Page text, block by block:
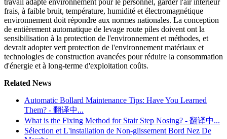
travail adapté environnement pour le personnel, garder l'air intérieur
frais, à faible bruit, température, humidité et électromagnétique
environnement doit répondre aux normes nationales. La conception
de entièrement automatique de levage route piles doivent ont la
sensibilisation à la protection de l'environnement et méthodes, et
devrait adopter vert protection de l'environnement matériaux et
technologies de construction avancées pour réduire la consommation
d'énergie et à long-terme d'exploitation coûts.
Related News
Automatic Bollard Maintenance Tips: Have You Learned
Them? - 翻译中...
What is the Fixing Method for Stair Step Nosing? - 翻译中...
Sélection et L'installation de Non-glissement Bord Nez De